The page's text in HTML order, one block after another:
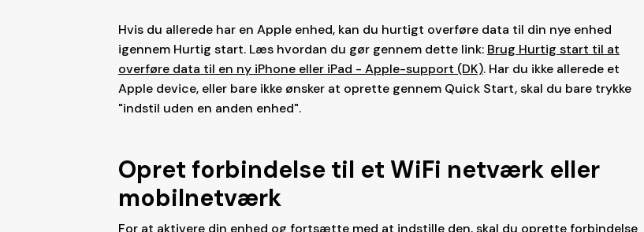
Hvis du allerede har en Apple enhed, kan du hurtigt overføre data til din nye enhed
igennem Hurtig start. Læs hvordan du gør gennem dette link: Brug Hurtig start til at
overføre data til en ny iPhone eller iPad - Apple-support (DK). Har du ikke allerede et
Apple device, eller bare ikke ønsker at oprette gennem Quick Start, skal du bare trykke
"indstil uden en anden enhed".
Opret forbindelse til et WiFi netværk eller
mobilnetværk
For at aktivere din enhed og fortsætte med at indstille den, skal du oprette forbindelse